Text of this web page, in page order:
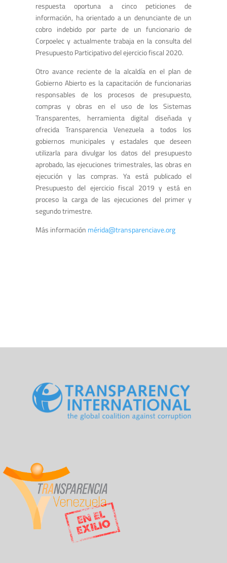
respuesta oportuna a cinco peticiones de
información, ha orientado a un denunciante de un
cobro indebido por parte de un funcionario de
Corpoelec y actualmente trabaja en la consulta del
Presupuesto Participativo del ejercicio fiscal 2020.
Otro avance reciente de la alcaldía en el plan de
Gobierno Abierto es la capacitación de funcionarias
responsables de los procesos de presupuesto,
compras y obras en el uso de los Sistemas
Transparentes, herramienta digital diseñada y
ofrecida Transparencia Venezuela a todos los
gobiernos municipales y estadales que deseen
utilizarla para divulgar los datos del presupuesto
aprobado, las ejecuciones trimestrales, las obras en
ejecución y las compras. Ya está publicado el
Presupuesto del ejercicio fiscal 2019 y está en
proceso la carga de las ejecuciones del primer y
segundo trimestre.
Más información mérida@transparenciave.org